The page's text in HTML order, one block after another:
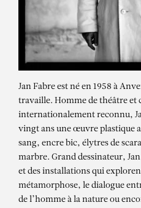
Jan Fabre est né en 1958 à
travaille. Homme de théâtre et
internationalement reconnu,
vingt ans une œuvre plastique
sang, encre bic, élytres de
marbre. Grand dessinateur,
et des installations qui
métamorphose, le dialogue
de l’homme à la nature ou